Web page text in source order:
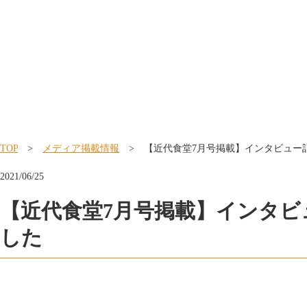
TOP> メディア掲載情報 > 【近代食堂7月号掲載】インタビュー
2021/06/25
【近代食堂7月号掲載】インタ
した